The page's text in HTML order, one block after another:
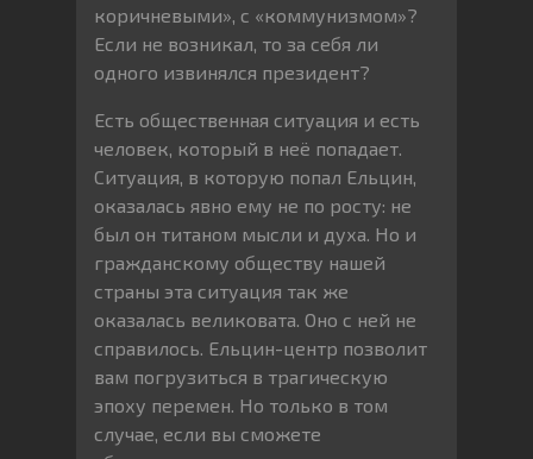
коричневыми», с «коммунизмом»?
Если не возникал, то за себя ли
одного извинялся президент?
Есть общественная ситуация и есть
человек, который в неё попадает.
Ситуация, в которую попал Ельцин,
оказалась явно ему не по росту: не
был он титаном мысли и духа. Но и
гражданскому обществу нашей
страны эта ситуация так же
оказалась великовата. Оно с ней не
справилось. Ельцин-центр позволит
вам погрузиться в трагическую
эпоху перемен. Но только в том
случае, если вы сможете